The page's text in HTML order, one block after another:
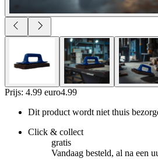
Prijs: 4.99 euro4.99
Dit product wordt niet thuis
Click & collect
gratis
Vandaag besteld, al na een